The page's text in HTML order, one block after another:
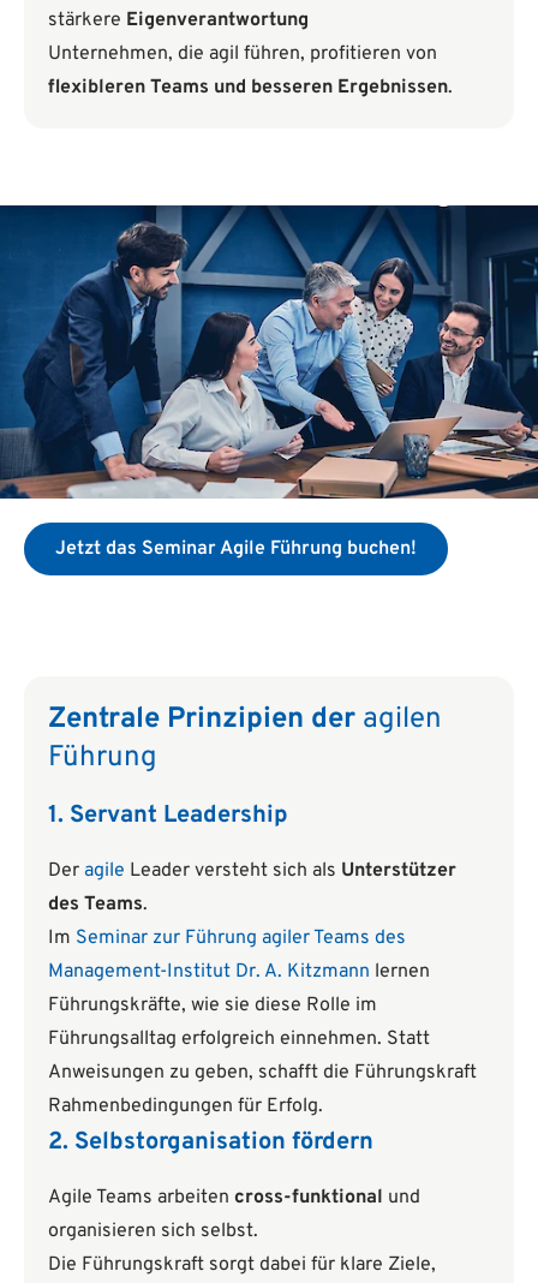
stärkere Eigenverantwortung
Unternehmen, die agil führen, profitieren von
flexibleren Teams und besseren Ergebnissen.
Jetzt das Seminar Agile Führung buchen!
Zentrale Prinzipien der agilen
Führung
1. Servant Leadership
Der agile Leader versteht sich als Unterstützer
des Teams.
Im Seminar zur Führung agiler Teams des
Management-Institut Dr. A. Kitzmann lernen
Führungskräfte, wie sie diese Rolle im
Führungsalltag erfolgreich einnehmen. Statt
Anweisungen zu geben, schafft die Führungskraft
Rahmenbedingungen für Erfolg.
2. Selbstorganisation fördern
Agile Teams arbeiten cross-funktional und
organisieren sich selbst.
Die Führungskraft sorgt dabei für klare Ziele,